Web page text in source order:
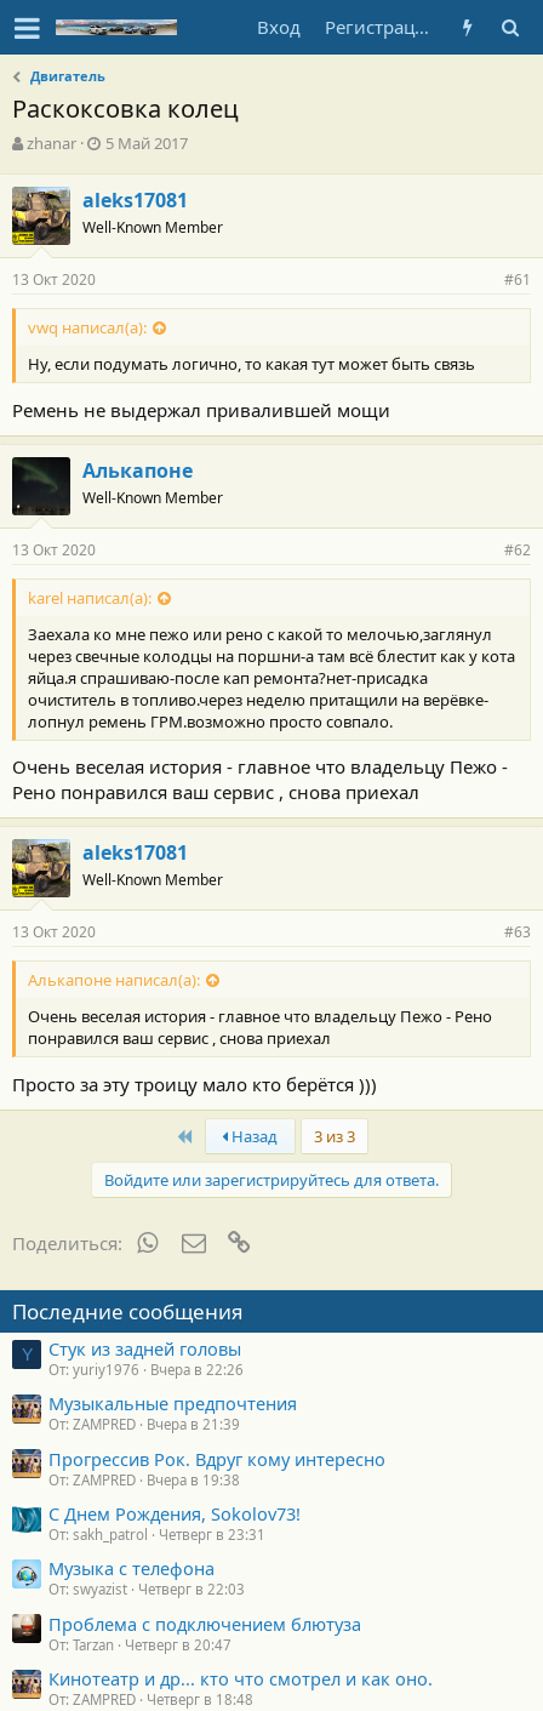
Вход Регистрация
Двигатель
Раскоксовка колец
А
т
о
р
т
е
м
ы
zhanar
Д
а
н
а
л
а
5 Май 2017
aleks17081
Well-Known Member
13 Окт 2020 #61
vwq написал(а):
Ну, если подумать логично, то какая тут может быть связь
Ремень не выдержал привалившей мощи
Алькапоне
Well-Known Member
13 Окт 2020 #62
karel написал(а):
Заехала ко мне пежо или рено с какой то мелочью,заглянул
через свечные колодцы на поршни-а там всё блестит как у кота
яйца.я спрашиваю-после кап ремонта?нет-присадка
очиститель в топливо.через неделю притащили на верёвке-
лопнул ремень ГРМ.возможно просто совпало.
Очень веселая история - главное что владельцу Пежо -
Рено понравился ваш сервис , снова приехал
aleks17081
Well-Known Member
13 Окт 2020 #63
Алькапоне написал(а):
Очень веселая история - главное что владельцу Пежо - Рено
понравился ваш сервис , снова приехал
Просто за эту троицу мало кто берётся )))
First Назад
3 из 3
Войдите или зарегистрируйтесь для ответа.
Поделиться: WhatsAppЭлектронная почта
Последние сообщения
Y Стук из задней головы
От: yuriy1976 Вчера в 22:26
Музыкальные предпочтения
От: ZAMPRED Вчера в 21:39
Прогрессив Рок. Вдруг кому интересно
От: ZAMPRED Вчера в 19:38
С Днем Рождения, Sokolov73!
От: sakh_patrol Четверг в 23:31
Музыка с телефона
От: swyazist Четверг в 22:03
Проблема с подключением блютуза
От: Tarzan Четверг в 20:47
Кинотеатр и др... кто что смотрел и как оно.
От: ZAMPRED Четверг в 18:48